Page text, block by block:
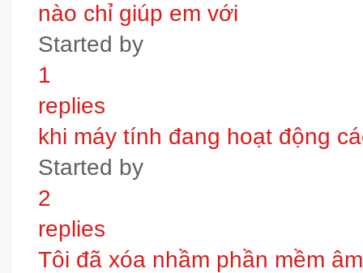
nào chỉ giúp em với
Started by
1
replies
khi máy tính đang hoạt động
Started by
2
replies
Tôi đã xóa nhầm phần mềm